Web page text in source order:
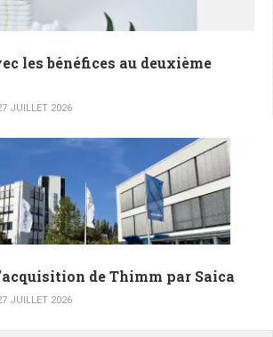
les bénéfices au deuxième
JUILLET 2026
de Thimm par Saica
JUILLET 2026